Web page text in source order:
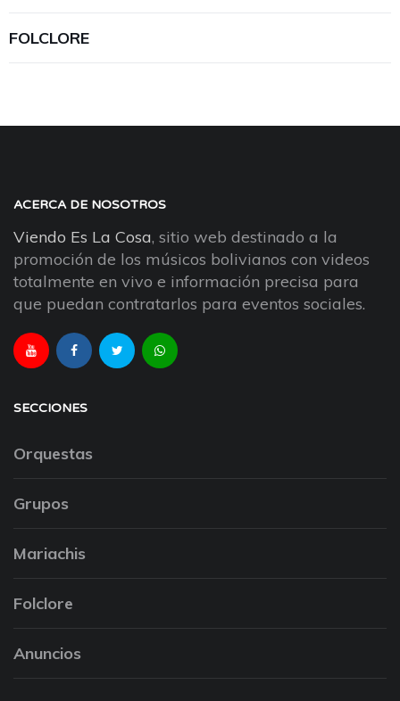
FOLCLORE
ACERCA DE NOSOTROS
Viendo Es La Cosa, sitio web destinado a la
promoción de los músicos bolivianos con videos
totalmente en vivo e información precisa para
que puedan contratarlos para eventos sociales.
SECCIONES
Orquestas
Grupos
Mariachis
Folclore
Anuncios